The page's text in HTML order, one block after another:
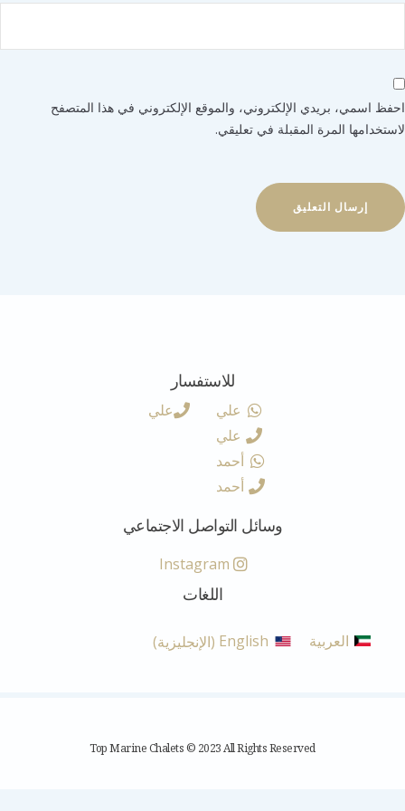
اسمي، بريدي الإلكتروني، والموقع الإلكتروني في هذا المتصفح
المرة المقبلة في تعليقي.
للاستفسار
علي
علي
أحمد
أحمد
علي
وسائل التواصل الاجتماعي
Instagram
اللغات
العربية English
(الإنجليزية)
Top Marine Chalets © 2023 All Rights Reserved